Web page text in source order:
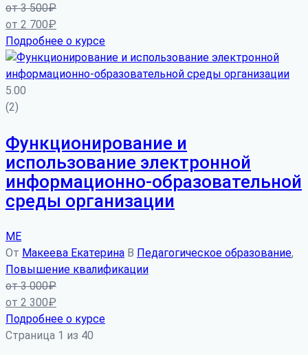
от3 500₽
от 2 700₽
Подробнее о курсе
5.00
(2)
Функционирование и
использование электронной
информационно-образовательной
среды организации
МЕ
От Макеева Екатерина В Педагогическое образование,
Повышение квалификации
от3 000₽
от 2 300₽
Подробнее о курсе
Страница 1 из 40